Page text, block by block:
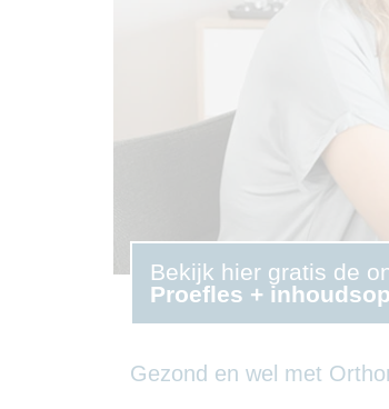
Bekijk hier gratis de
Proefles +
Gezond en wel met